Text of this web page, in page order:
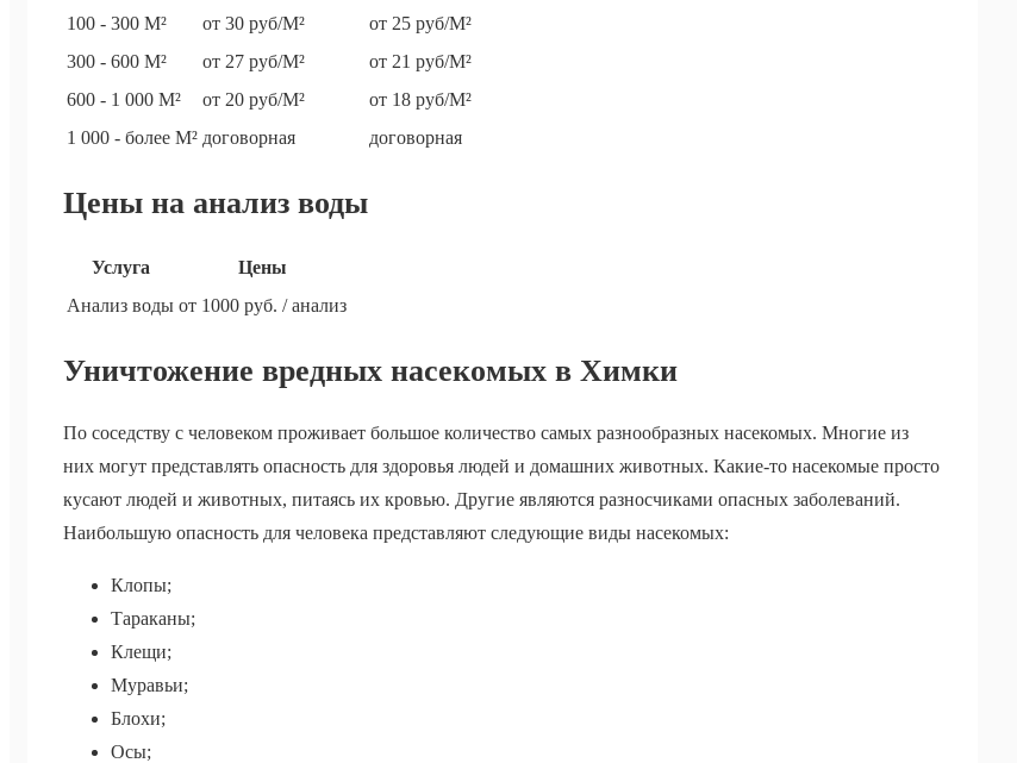
100 - 300 М²
от 30 руб/М²
от 25 руб/М²
300 - 600 М²
от 27 руб/М²
от 21 руб/М²
600 - 1 000 М²
от 20 руб/М²
от 18 руб/М²
1 000 - более М² договорная договорная
Цены на анализ воды
Услуга
Цены
Анализ воды от 1000 руб. / анализ
Уничтожение вредных насекомых в Химки
По соседству с человеком проживает большое количество самых разнообразных насекомых. Многие из
них могут представлять опасность для здоровья людей и домашних животных. Какие-то насекомые просто
кусают людей и животных, питаясь их кровью. Другие являются разносчиками опасных заболеваний.
Наибольшую опасность для человека представляют следующие виды насекомых:
Клопы;
Тараканы;
Клещи;
Муравьи;
Блохи;
Осы;